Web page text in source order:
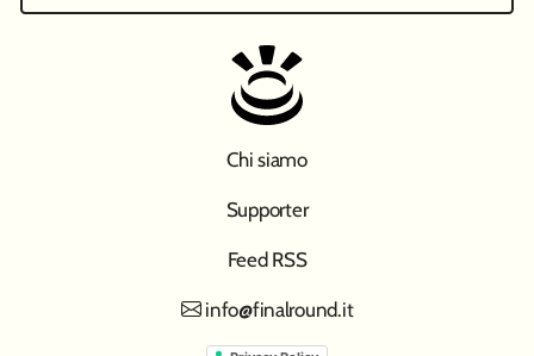
Chi siamo
Supporter
Feed RSS
info@finalround.it